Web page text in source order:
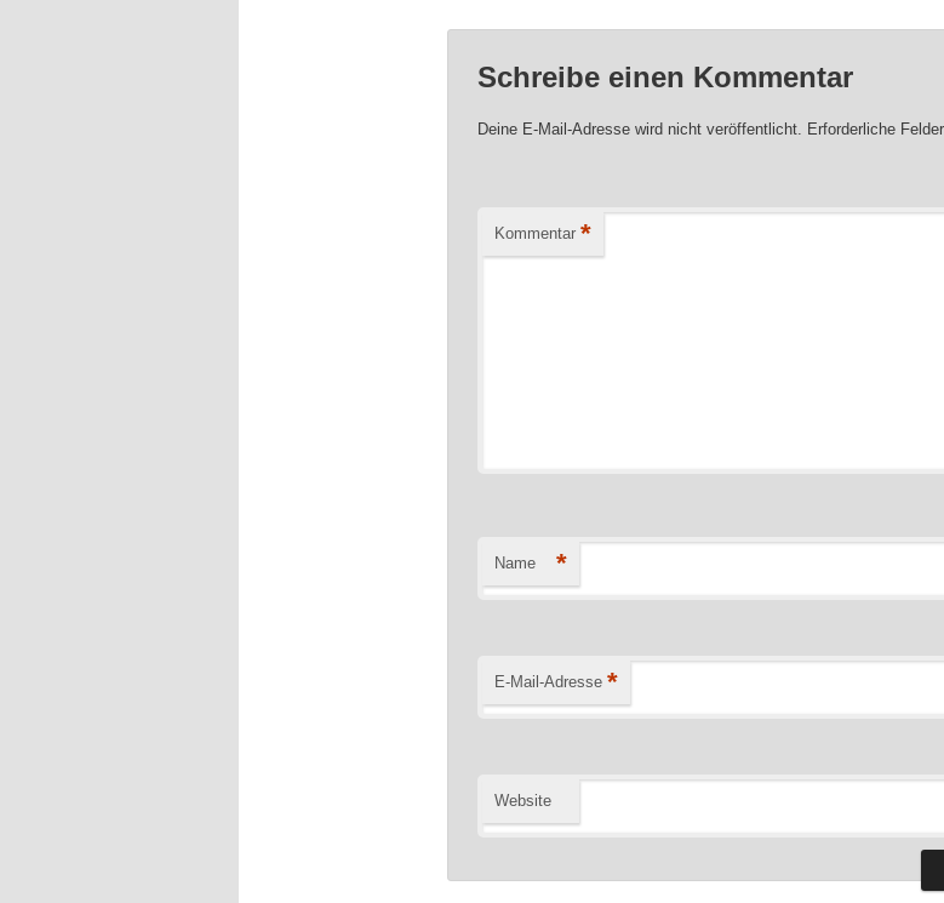
Schreibe einen Kommentar
Deine E-Mail-Adresse wird nicht veröffentlicht. Erforderliche
Kommentar *
Name *
E-Mail-Adresse *
Website